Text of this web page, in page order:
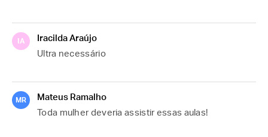
IA
Iracilda Araújo
Ultra necessário
MR
Mateus Ramalho
Toda mulher deveria assistir essas aulas!